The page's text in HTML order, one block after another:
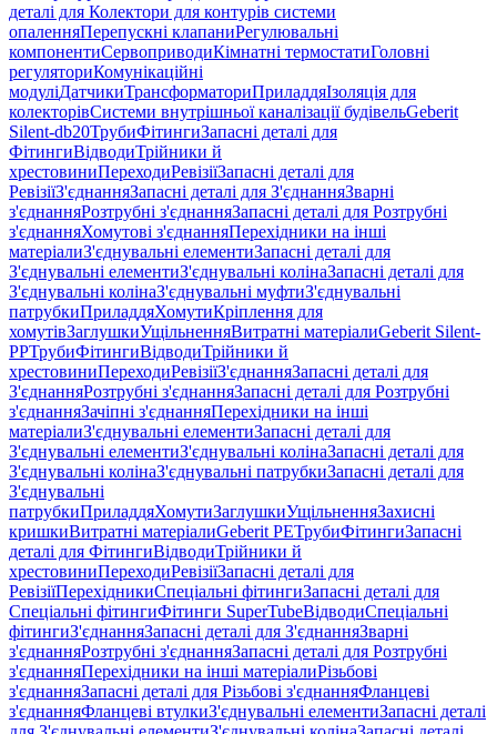
деталі для Колектори для контурів системи
опаленняПерепускні клапаниРегулювальні
компонентиСервоприводиКімнатні термостатиГоловні
регуляториКомунікаційні
модуліДатчикиТрансформаториПриладдяІзоляція для
колекторівСистеми внутрішньої каналізації будівельGeberit
Silent-db20ТрубиФітингиЗапасні деталі для
ФітингиВідводиТрійники й
хрестовиниПереходиРевізіїЗапасні деталі для
РевізіїЗ'єднанняЗапасні деталі для З'єднанняЗварні
з'єднанняРозтрубні з'єднанняЗапасні деталі для Розтрубні
з'єднанняХомутові з'єднанняПерехідники на інші
матеріалиЗ'єднувальні елементиЗапасні деталі для
З'єднувальні елементиЗ'єднувальні колінаЗапасні деталі для
З'єднувальні колінаЗ'єднувальні муфтиЗ'єднувальні
патрубкиПриладдяХомутиКріплення для
хомутівЗаглушкиУщільненняВитратні матеріалиGeberit Silent-
PPТрубиФітингиВідводиТрійники й
хрестовиниПереходиРевізіїЗ'єднанняЗапасні деталі для
З'єднанняРозтрубні з'єднанняЗапасні деталі для Розтрубні
з'єднанняЗачіпні з'єднанняПерехідники на інші
матеріалиЗ'єднувальні елементиЗапасні деталі для
З'єднувальні елементиЗ'єднувальні колінаЗапасні деталі для
З'єднувальні колінаЗ'єднувальні патрубкиЗапасні деталі для
З'єднувальні
патрубкиПриладдяХомутиЗаглушкиУщільненняЗахисні
кришкиВитратні матеріалиGeberit PEТрубиФітингиЗапасні
деталі для ФітингиВідводиТрійники й
хрестовиниПереходиРевізіїЗапасні деталі для
РевізіїПерехідникиСпеціальні фітингиЗапасні деталі для
Спеціальні фітингиФітинги SuperTubeВідводиСпеціальні
фітингиЗ'єднанняЗапасні деталі для З'єднанняЗварні
з'єднанняРозтрубні з'єднанняЗапасні деталі для Розтрубні
з'єднанняПерехідники на інші матеріалиРізьбові
з'єднанняЗапасні деталі для Різьбові з'єднанняФланцеві
з'єднанняФланцеві втулкиЗ'єднувальні елементиЗапасні деталі